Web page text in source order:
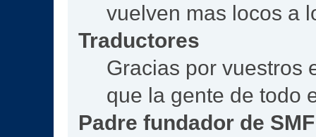
vuelven mas locos a
Traductores
Gracias por vuestros
que la gente de todo
Padre fundador de SMF